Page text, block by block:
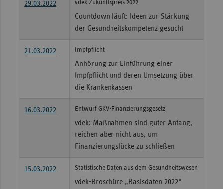
29.03.2022 vdek-Zukunftspreis 2022
Countdown läuft: Ideen zur Stärkung
der Gesundheitskompetenz gesucht
21.03.2022 Impfpflicht
Anhörung zur Einführung einer
Impfpflicht und deren Umsetzung über
die Krankenkassen
16.03.2022 Entwurf GKV-Finanzierungsgesetz
vdek: Maßnahmen sind guter Anfang,
reichen aber nicht aus, um
Finanzierungslücke zu schließen
15.03.2022 Statistische Daten aus dem Gesundheitswesen
vdek-Broschüre „Basisdaten 2022“